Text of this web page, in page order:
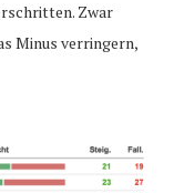
Zwar
Minus verringern,